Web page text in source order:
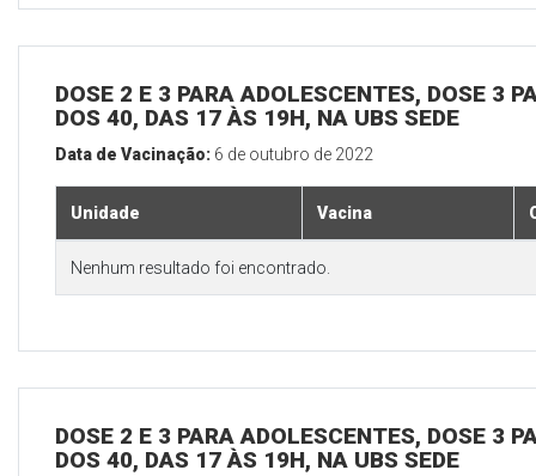
DOSE 2 E 3 PARA ADOLESCENTES, DOSE 3
DOS 40, DAS 17 ÀS 19H, NA UBS SEDE
Data de Vacinação: 6 de outubro de 2022
Unidade Vacina
Nenhum resultado foi encontrado.
DOSE 2 E 3 PARA ADOLESCENTES, DOSE 3
DOS 40, DAS 17 ÀS 19H, NA UBS SEDE